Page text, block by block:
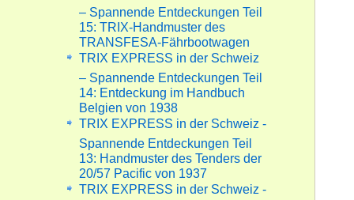
– Spannende Entdeckungen Teil
15: TRIX-Handmuster des
TRANSFESA-Fährbootwagen
TRIX EXPRESS in der Schweiz
– Spannende Entdeckungen Teil
14: Entdeckung im Handbuch
Belgien von 1938
TRIX EXPRESS in der Schweiz -
Spannende Entdeckungen Teil
13: Handmuster des Tenders der
20/57 Pacific von 1937
TRIX EXPRESS in der Schweiz -